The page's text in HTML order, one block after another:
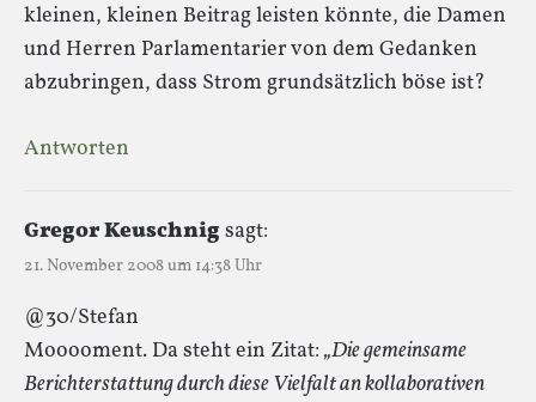
kleinen, kleinen Beitrag leisten könnte, die Damen
und Herren Parlamentarier von dem Gedanken
abzubringen, dass Strom grundsätzlich böse ist?
Antworten
Gregor Keuschnigsagt:
21. November 2008 um 14:38 Uhr
@30/Stefan
Mooooment. Da steht ein Zitat: „Die gemeinsame
Berichterstattung durch diese Vielfalt an kollaborativen